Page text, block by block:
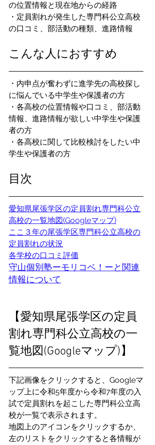
の位置情報と現在地からの経路
・定員割れが発生した専門科公立高校
の口コミ、部活動の種類、進路情報
こんな人におすすめ
・内申点が奮わずに進学先の高校探し
に悩んでいる中学生や保護者の方
・各高校の位置情報や口コミ、部活動
情報、進路情報が欲しい中学生や保護
者の方
・各高校に関して比較検討をしたい中
学生や保護者の方
目次
愛知県尾張学区の定員割れ専門科公立
高校の一覧地図(Googleマップ)
ここ３年の尾張学区専門科公立高校の
定員割れの状況
各学校の口コミ評価
守山個別塾ーモリコベ！ーと関連
情報について
【愛知県尾張学区の定員
割れ専門科公立高校の一
覧地図(Googleマップ)】
下記画像をクリックすると、Googleマ
ップ上に令和5年度から令和7年度の入
試で定員割れを起こした専門科公立高
校が一覧で表示されます。
地図上のアイコンをクリックするか、
左のリストをクリックすると各情報が